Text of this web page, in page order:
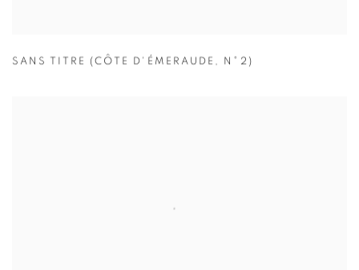
SANS TITRE (CÔTE D'ÉMERAUDE , N°2)